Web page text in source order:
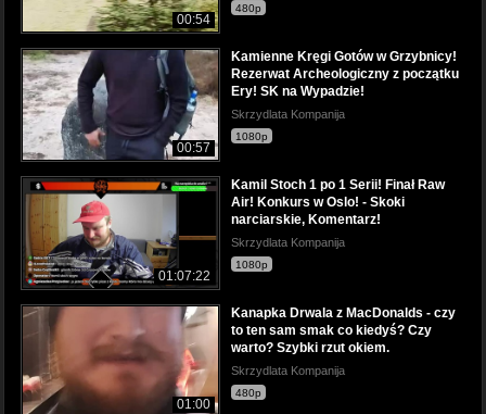
00:54
480p
00:57
Kamienne Kręgi Gotów w Grzybnicy!
Rezerwat Archeologiczny z początku
Ery! SK na Wypadzie!
Skrzydlata Kompanija
1080p
01:07:22
Kamil Stoch 1 po 1 Serii! Finał Raw
Air! Konkurs w Oslo! - Skoki
narciarskie, Komentarz!
Skrzydlata Kompanija
1080p
01:00
Kanapka Drwala z MacDonalds - czy
to ten sam smak co kiedyś? Czy
warto? Szybki rzut okiem.
Skrzydlata Kompanija
480p